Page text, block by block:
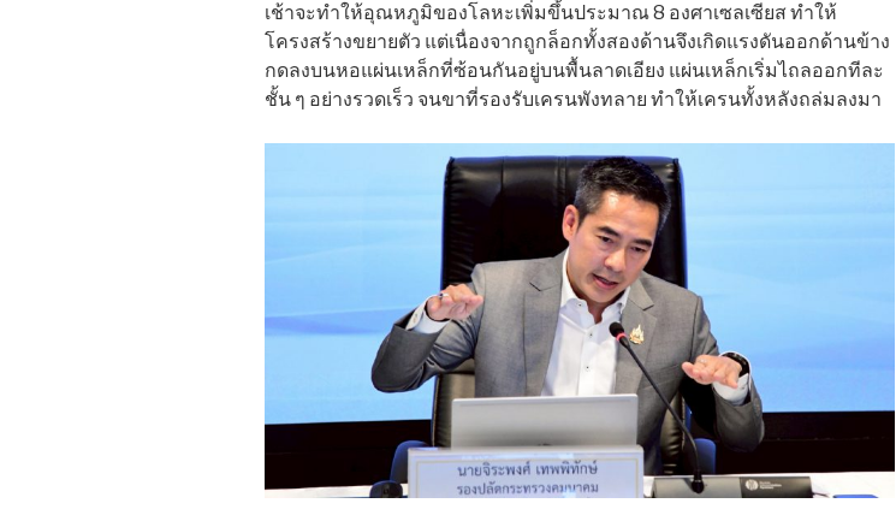
เช้าจะทำให้อุณหภูมิของโลหะเพิ่มขึ้นประมาณ 8 องศาเซลเซียส ทำให้
โครงสร้างขยายตัว แต่เนื่องจากถูกล็อกทั้งสองด้านจึงเกิดแรงดันออกด้านข้าง
กดลงบนหอแผ่นเหล็กที่ซ้อนกันอยู่บนพื้นลาดเอียง แผ่นเหล็กเริ่มไถลออกทีละ
ชั้น ๆ อย่างรวดเร็ว จนขาที่รองรับเครนพังทลาย ทำให้เครนทั้งหลังถล่มลงมา